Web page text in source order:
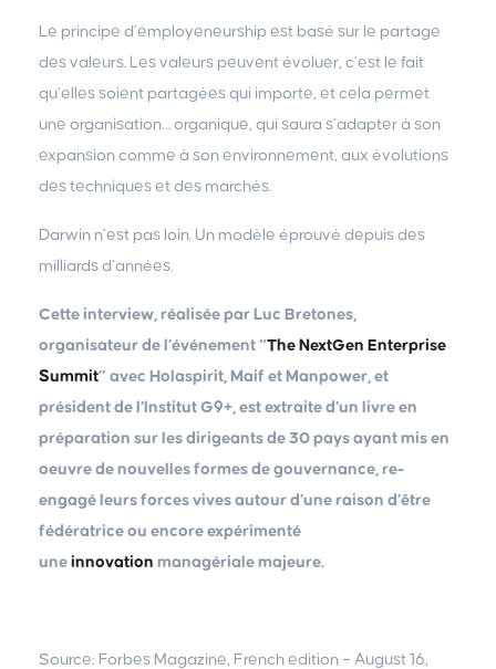
Le principe d’employeneurship est basé sur le partage
des valeurs. Les valeurs peuvent évoluer, c’est le fait
qu’elles soient partagées qui importe, et cela permet
une organisation… organique, qui saura s’adapter à son
expansion comme à son environnement, aux évolutions
des techniques et des marchés.
Darwin n’est pas loin. Un modèle éprouvé depuis des
milliards d’années.
Cette interview, réalisée par Luc Bretones,
organisateur de l’événement “The NextGen Enterprise
Summit” avec Holaspirit, Maif et Manpower, et
président de l’Institut G9+, est extraite d’un livre en
préparation sur les dirigeants de 30 pays ayant mis en
oeuvre de nouvelles formes de gouvernance, re-
engagé leurs forces vives autour d’une raison d’être
fédératrice ou encore expérimenté
une innovation managériale majeure.
Source: Forbes Magazine, French edition – August 16,